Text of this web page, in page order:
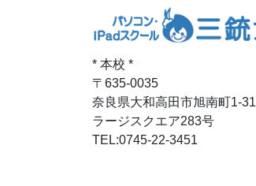
* 本校 *
〒635-0035
奈良県大和高田市旭南町1-31
ラージスクエア283号
TEL:0745-22-3451